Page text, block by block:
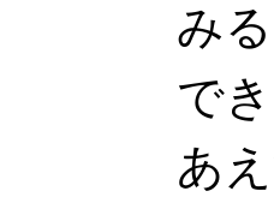
み
で
あ